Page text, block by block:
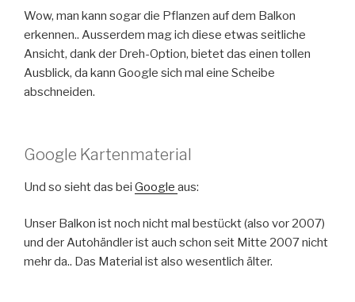
Wow, man kann sogar die Pflanzen auf dem Balkon
erkennen.. Ausserdem mag ich diese etwas seitliche
Ansicht, dank der Dreh-Option, bietet das einen tollen
Ausblick, da kann Google sich mal eine Scheibe
abschneiden.
Google Kartenmaterial
Und so sieht das bei Google aus:
Unser Balkon ist noch nicht mal bestückt (also vor 2007)
und der Autohändler ist auch schon seit Mitte 2007 nicht
mehr da.. Das Material ist also wesentlich älter.